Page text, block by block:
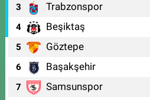
3 Trabzonspor
4 Beşiktaş
5 Göztepe
6 Başakşehir
7 Samsunspor